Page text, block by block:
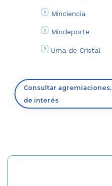
Minciencia
Mindeporte
Urna de Cristal
Consultar
de interés